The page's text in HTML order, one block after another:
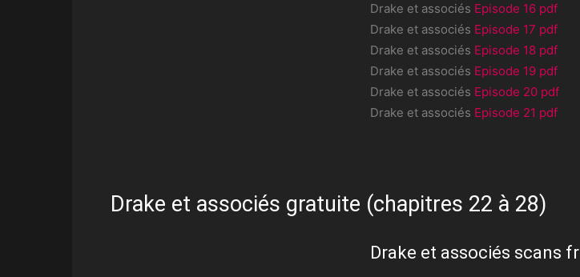
Drake et associés Episode 16 pdf
Drake et associés Episode 17 pdf
Drake et associés Episode 18 pdf
Drake et associés Episode 19 pdf
Drake et associés Episode 20 pdf
Drake et associés Episode 21 pdf
Drake et associés gratuite (chapitres 22 à 28)
Drake et associés scans fr